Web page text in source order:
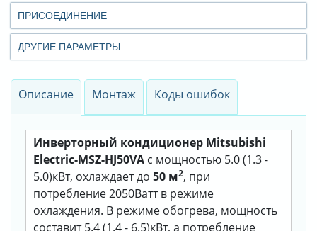
ПРИСОЕДИНЕНИЕ
ДРУГИЕ ПАРАМЕТРЫ
Описание Монтаж Коды ошибок
Инверторный кондиционер Mitsubishi
Electric-MSZ-HJ50VA с мощностью 5.0 (1.3 -
5.0)кВт, охлаждает до 50 м2, при
потребление 2050Ватт в режиме
охлаждения. В режиме обогрева, мощность
составит 5.4 (1.4 - 6.5)кВт, а потребление